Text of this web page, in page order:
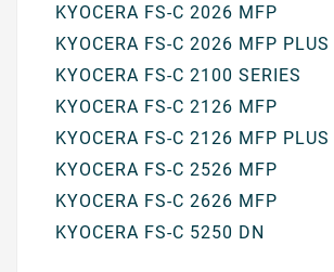
KYOCERA FS-C 2026 MFP
KYOCERA FS-C 2026 MFP PLUS
KYOCERA FS-C 2100 SERIES
KYOCERA FS-C 2126 MFP
KYOCERA FS-C 2126 MFP PLUS
KYOCERA FS-C 2526 MFP
KYOCERA FS-C 2626 MFP
KYOCERA FS-C 5250 DN